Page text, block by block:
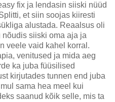
fix ja lendasin siiski nüüd
et siin soojas kiiresti
alustada. Reaalsus oli
siiski oma aja ja
veele vaid kahel korral.
venitused ja mida aeg
ka juba füüsilised
kirjutades tunnen end juba
sama hea meel kui
saanud kõik selle, mis ta